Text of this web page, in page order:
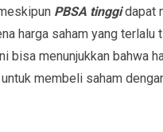
PBSA tinggidapat
harga saham yang
bisa menunjukkan bahwa
membeli saham